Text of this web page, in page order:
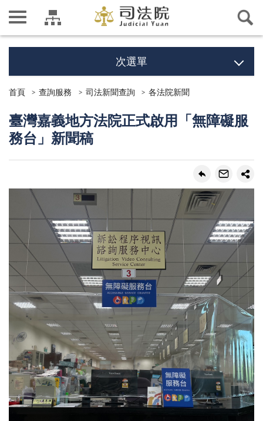
次選單
首頁 查詢服務 司法新聞查詢 各法院新聞
臺灣嘉義地方法院正式啟用「無障礙服
務台」新聞稿